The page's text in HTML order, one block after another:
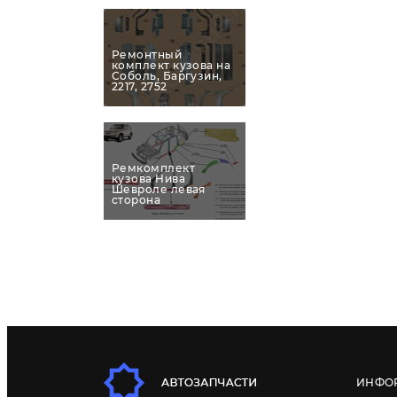
Ремонтный
комплект кузова на
Соболь, Баргузин,
2217, 2752
Ремкомплект
кузова Нива
Шевроле левая
сторона